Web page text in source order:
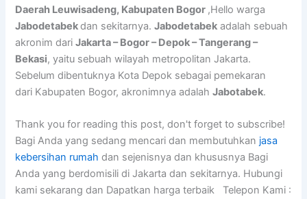
Daerah Leuwisadeng, Kabupaten Bogor ,Hello warga
Jabodetabekdan sekitarnya.Jabodetabek adalah sebuah
akronim dariJakarta – Bogor – Depok – Tangerang –
Bekasi, yaitu sebuah wilayah metropolitan Jakarta.
Sebelum dibentuknya Kota Depok sebagai pemekaran
dari Kabupaten Bogor, akronimnya adalahJabotabek.
Thank you for reading this post, don't forget to subscribe!
Bagi Anda yang sedang mencari dan membutuhkan jasa
kebersihan rumah dan sejenisnya dan khususnya Bagi
Anda yang berdomisili di Jakarta dan sekitarnya. Hubungi
kami sekarang dan Dapatkan harga terbaik Telepon Kami :